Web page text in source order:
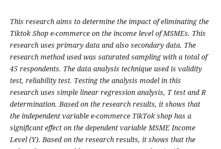
This research aims to determine the impact of eliminating the
Tiktok Shop e-commerce on the income level of MSMEs. This
research uses primary data and also secondary data. The
research method used was saturated sampling with a total of
45 respondents. The data analysis technique used is validity
test, reliability test. Testing the analysis model in this
research uses simple linear regression analysis, T test and R
determination. Based on the research results, it shows that
the independent variable e-commerce TikTok shop has a
significant effect on the dependent variable MSME Income
Level (Y). Based on the research results, it shows that the